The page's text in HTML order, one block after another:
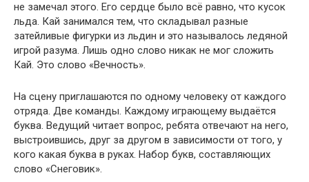
не замечал этого. Его сердце было всё равно, что кусок
льда. Кай занимался тем, что складывал разные
затейливые фигурки из льдин и это называлось ледяной
игрой разума. Лишь одно слово никак не мог сложить
Кай. Это слово «Вечность».
На сцену приглашаются по одному человеку от каждого
отряда. Две команды. Каждому играющему выдаётся
буква. Ведущий читает вопрос, ребята отвечают на него,
выстроившись, друг за другом в зависимости от того, у
кого какая буква в руках. Набор букв, составляющих
слово «Снеговик».